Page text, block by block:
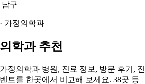
남구
가정의학과
학과 추천
정의학과 병원, 진료 정보, 방문 후기, 진
트를 한곳에서 비교해 보세요. 38곳 등